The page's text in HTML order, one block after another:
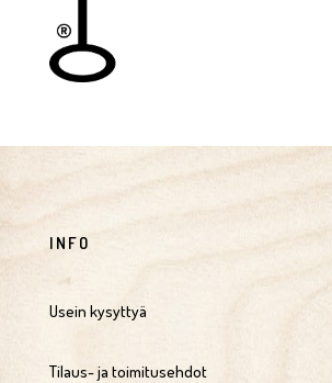
INFO
Usein kysyttyä
Tilaus- ja toimitusehdot